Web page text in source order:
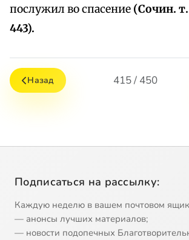
послужил во спасение (Сочин.
443).
Назад 415 / 450
Подписаться на рассылку:
Каждую неделю в вашем почтовом
— анонсы лучших материалов;
— новости подопечных